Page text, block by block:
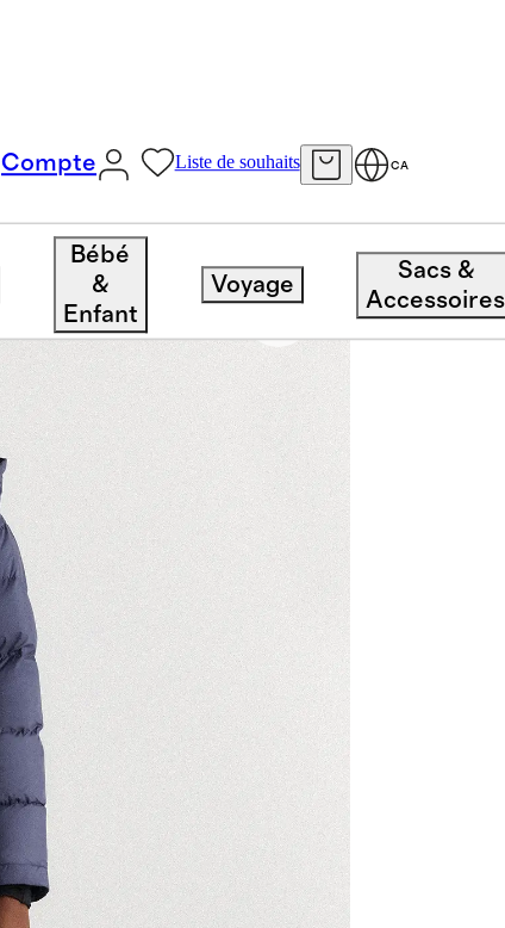
Compte Liste de souhaits CA
Bébé
&
Enfant
Voyage
Sacs &
Accessoires